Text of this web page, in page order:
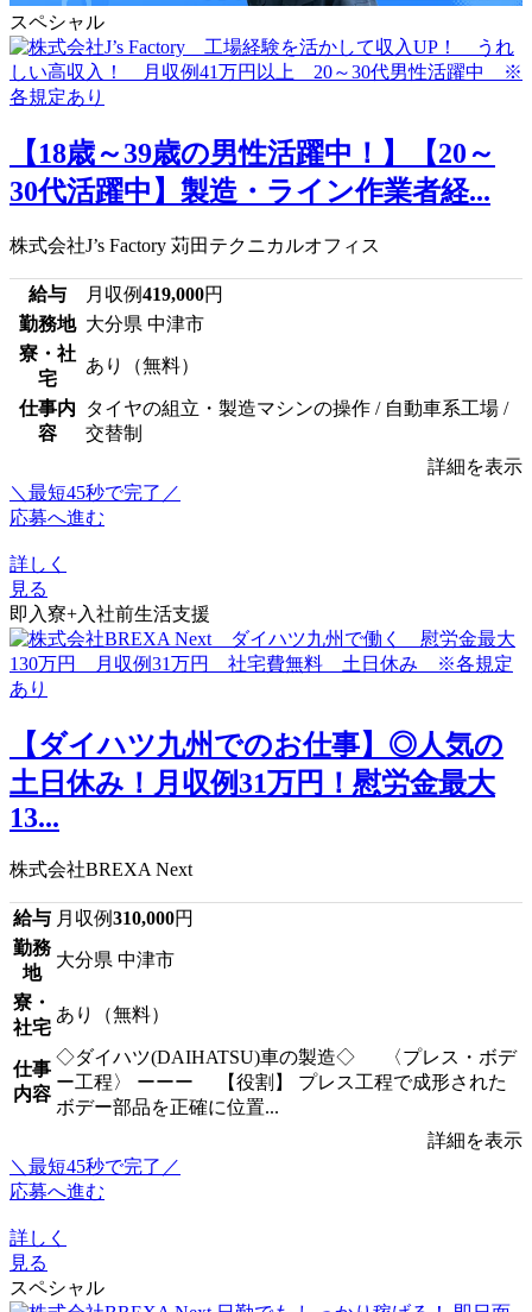
スペシャル
【18歳～39歳の男性活躍中！】【20～
30代活躍中】製造・ライン作業者経...
株式会社J’s Factory 苅田テクニカルオフィス
給与 月収例419,000円
勤務地 大分県 中津市
寮・社
宅
あり（無料）
仕事内
容
タイヤの組立・製造マシンの操作 / 自動車系工場 /
交替制
詳細を表示
＼最短45秒で完了／
応募へ進む
詳しく
見る
即入寮+入社前生活支援
【ダイハツ九州でのお仕事】◎人気の
土日休み！月収例31万円！慰労金最大
13...
株式会社BREXA Next
給与 月収例310,000円
勤務
地
大分県 中津市
寮・
社宅
あり（無料）
仕事
内容
◇ダイハツ(DAIHATSU)車の製造◇ 〈プレス・ボデ
ー工程〉 ーーー 【役割】 プレス工程で成形された
ボデー部品を正確に位置...
詳細を表示
＼最短45秒で完了／
応募へ進む
詳しく
見る
スペシャル